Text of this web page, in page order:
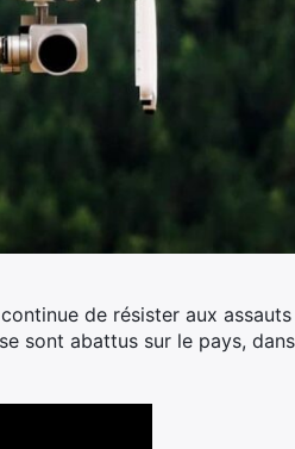
de résister aux
sont abattus sur le pays,